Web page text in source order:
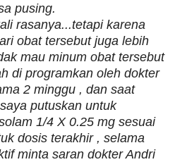
pusing.
rasanya...tetapi karena
obat tersebut juga lebih
mau minum obat tersebut
di programkan oleh dokter
2 minggu , dan saat
putuskan untuk
1/4 X 0.25 mg sesuai
dosis terakhir , selama
minta saran dokter Andri